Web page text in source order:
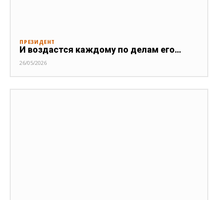
ПРЕЗИДЕНТ
И воздастся каждому по делам его…
26/05/2026